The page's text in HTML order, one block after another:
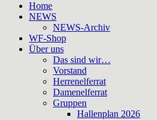
Home
NEWS
NEWS-Archiv
WF-Shop
Über uns
Das sind wir…
Vorstand
Herrenelferrat
Damenelferrat
Gruppen
Hallenplan 2026